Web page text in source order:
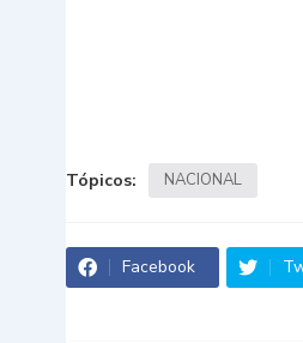
Tópicos: NACIONAL
Facebook